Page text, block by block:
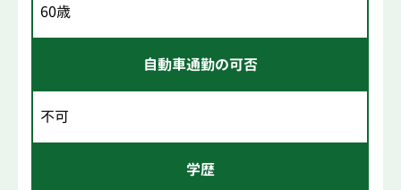
60歳
自動車通勤の可否
不可
学歴